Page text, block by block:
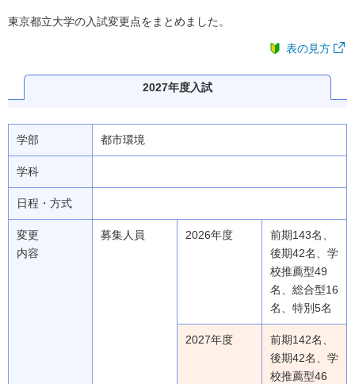
東京都立大学の入試変更点をまとめました。
表の見方
2027年度入試
学部 都市環境
学科
日程・方式
変更
内容
募集人員 2026年度
前期143名、
後期42名、学
校推薦型49
名、総合型16
名、特別5名
2027年度
前期142名、
後期42名、学
校推薦型46